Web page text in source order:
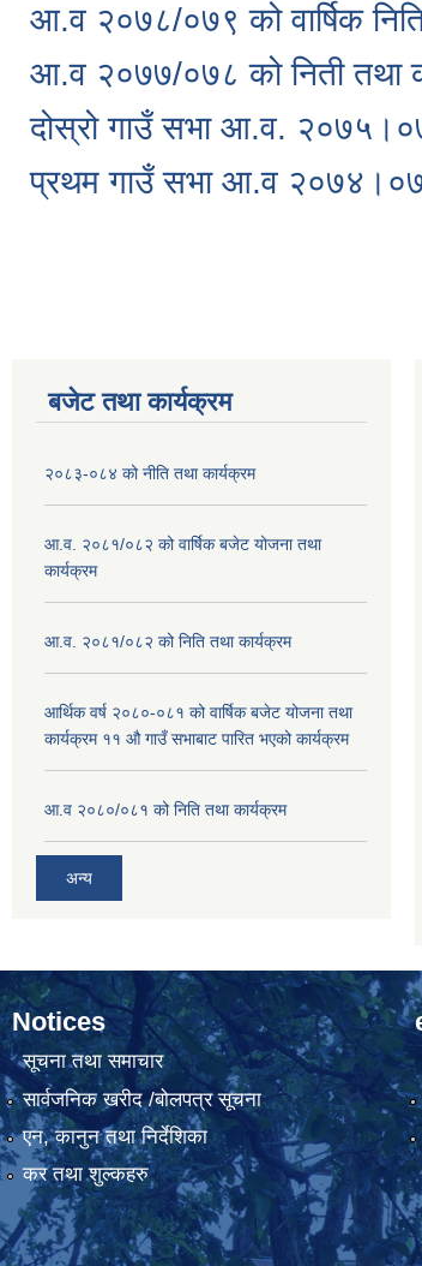
आ.व २०७८/०७९ को वार्षिक
आ.व २०७७/०७८ को निती तथा
दोस्रो गाउँ सभा आ.व.
प्रथम गाउँ सभा आ‍.व
बजेट तथा कार्यक्रम
२०८३-०८४ को नीति तथा कार्यक्रम
आ.व. २०८१/०८२ को वार्षिक बजेट योजना तथा
कार्यक्रम
आ.व. २०८१/०८२ को निति तथा कार्यक्रम
आर्थिक वर्ष २०८०-०८१ को वार्षिक बजेट योजना तथा
कार्यक्रम ११ औ गाउँ सभाबाट पारित भएको कार्यक्रम
आ.व २०८०/०८१ को निति तथा कार्यक्रम
अन्य
Notices
सूचना तथा समाचार
सार्वजनिक खरीद /बोलपत्र सूचना
एन, कानुन तथा निर्देशिका
कर तथा शुल्कहरु